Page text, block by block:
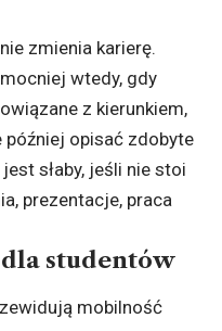
zmienia karierę.
wtedy, gdy
z kierunkiem,
później opisać zdobyte
słaby, jeśli nie stoi
prezentacje, praca
dla studentów
mobilność